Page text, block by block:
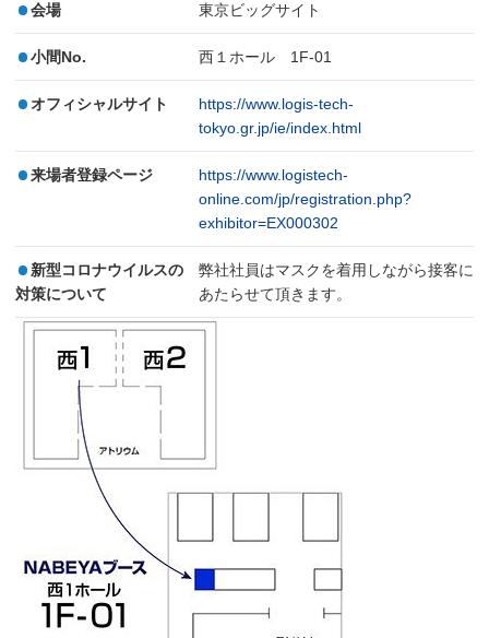
会場 東京ビッグサイト
小間No. 西１ホール 1F-01
オフィシャルサイト
https://www.logis-tech-
tokyo.gr.jp/ie/index.html
来場者登録ページ
https://www.logistech-
online.com/jp/registration.php?
exhibitor=EX000302
新型コロナウイルスの
対策について
弊社社員はマスクを着用しながら接客に
あたらせて頂きます。